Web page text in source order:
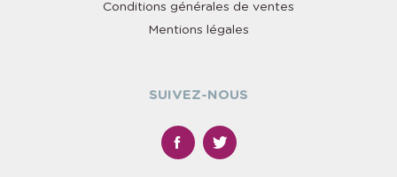
Conditions générales de ventes
Mentions légales
SUIVEZ-NOUS